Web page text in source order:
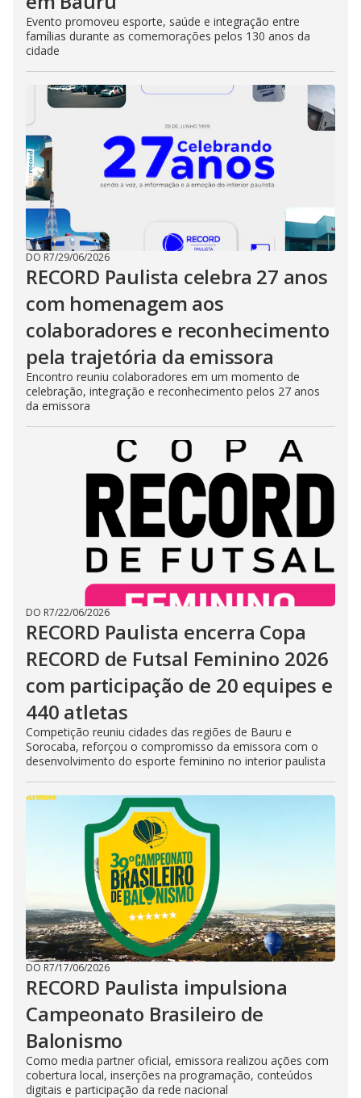
Evento promoveu esporte, saúde e integração entre
famílias durante as comemorações pelos 130 anos da
cidade
DO R7/29/06/2026
RECORD Paulista celebra 27 anos
com homenagem aos
colaboradores e reconhecimento
pela trajetória da emissora
Encontro reuniu colaboradores em um momento de
celebração, integração e reconhecimento pelos 27 anos
da emissora
DO R7/22/06/2026
RECORD Paulista encerra Copa
RECORD de Futsal Feminino 2026
com participação de 20 equipes e
440 atletas
Competição reuniu cidades das regiões de Bauru e
Sorocaba, reforçou o compromisso da emissora com o
desenvolvimento do esporte feminino no interior paulista
DO R7/17/06/2026
RECORD Paulista impulsiona
Campeonato Brasileiro de
Balonismo
Como media partner oficial, emissora realizou ações com
cobertura local, inserções na programação, conteúdos
digitais e participação da rede nacional